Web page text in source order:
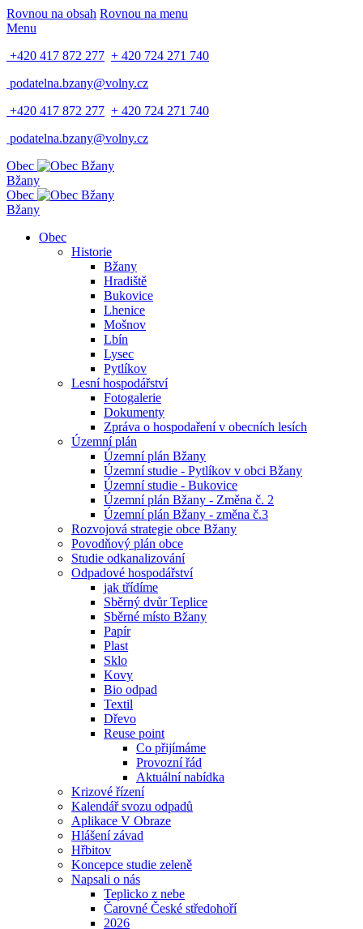
Rovnou na obsah Rovnou na menu
Menu
+420 417 872 277 + 420 724 271 740
podatelna.bzany@volny.cz
+420 417 872 277 + 420 724 271 740
podatelna.bzany@volny.cz
Obec
Bžany
Obec
Bžany
Obec
Historie
Bžany
Hradiště
Bukovice
Lhenice
Mošnov
Lbín
Lysec
Pytlíkov
Lesní hospodářství
Fotogalerie
Dokumenty
Zpráva o hospodaření v obecních lesích
Územní plán
Územní plán Bžany
Územní studie - Pytlíkov v obci Bžany
Územní studie - Bukovice
Územní plán Bžany - Změna č. 2
Územní plán Bžany - změna č.3
Rozvojová strategie obce Bžany
Povodňový plán obce
Studie odkanalizování
Odpadové hospodářství
jak třídíme
Sběrný dvůr Teplice
Sběrné místo Bžany
Papír
Plast
Sklo
Kovy
Bio odpad
Textil
Dřevo
Reuse point
Co přijímáme
Provozní řád
Aktuální nabídka
Krizové řízení
Kalendář svozu odpadů
Aplikace V Obraze
Hlášení závad
Hřbitov
Koncepce studie zeleně
Napsali o nás
Teplicko z nebe
Čarovné České středohoří
2026